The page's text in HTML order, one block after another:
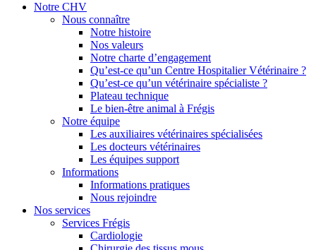
Notre CHV
Nous connaître
Notre histoire
Nos valeurs
Notre charte d’engagement
Qu’est-ce qu’un Centre Hospitalier Vétérinaire ?
Qu’est-ce qu’un vétérinaire spécialiste ?
Plateau technique
Le bien-être animal à Frégis
Notre équipe
Les auxiliaires vétérinaires spécialisées
Les docteurs vétérinaires
Les équipes support
Informations
Informations pratiques
Nous rejoindre
Nos services
Services Frégis
Cardiologie